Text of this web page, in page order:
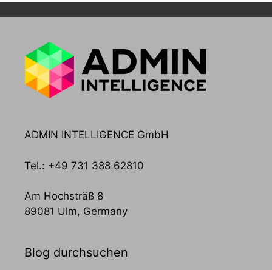
ADMIN INTELLIGENCE GmbH
Tel.: +49 731 388 62810
Am Hochsträß 8
89081 Ulm, Germany
Blog durchsuchen